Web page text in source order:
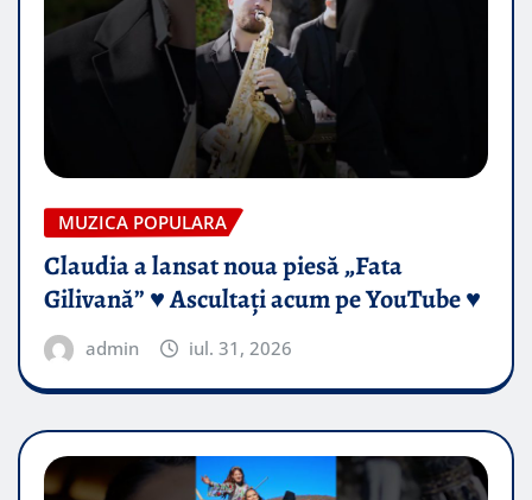
MUZICA POPULARA
Claudia a lansat noua piesă „Fata
Gilivană” ♥️ Ascultați acum pe YouTube ♥️
admin iul. 31, 2026